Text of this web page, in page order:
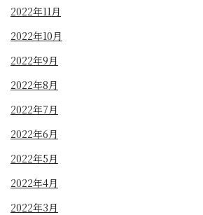
2022年11月
2022年10月
2022年9月
2022年8月
2022年7月
2022年6月
2022年5月
2022年4月
2022年3月